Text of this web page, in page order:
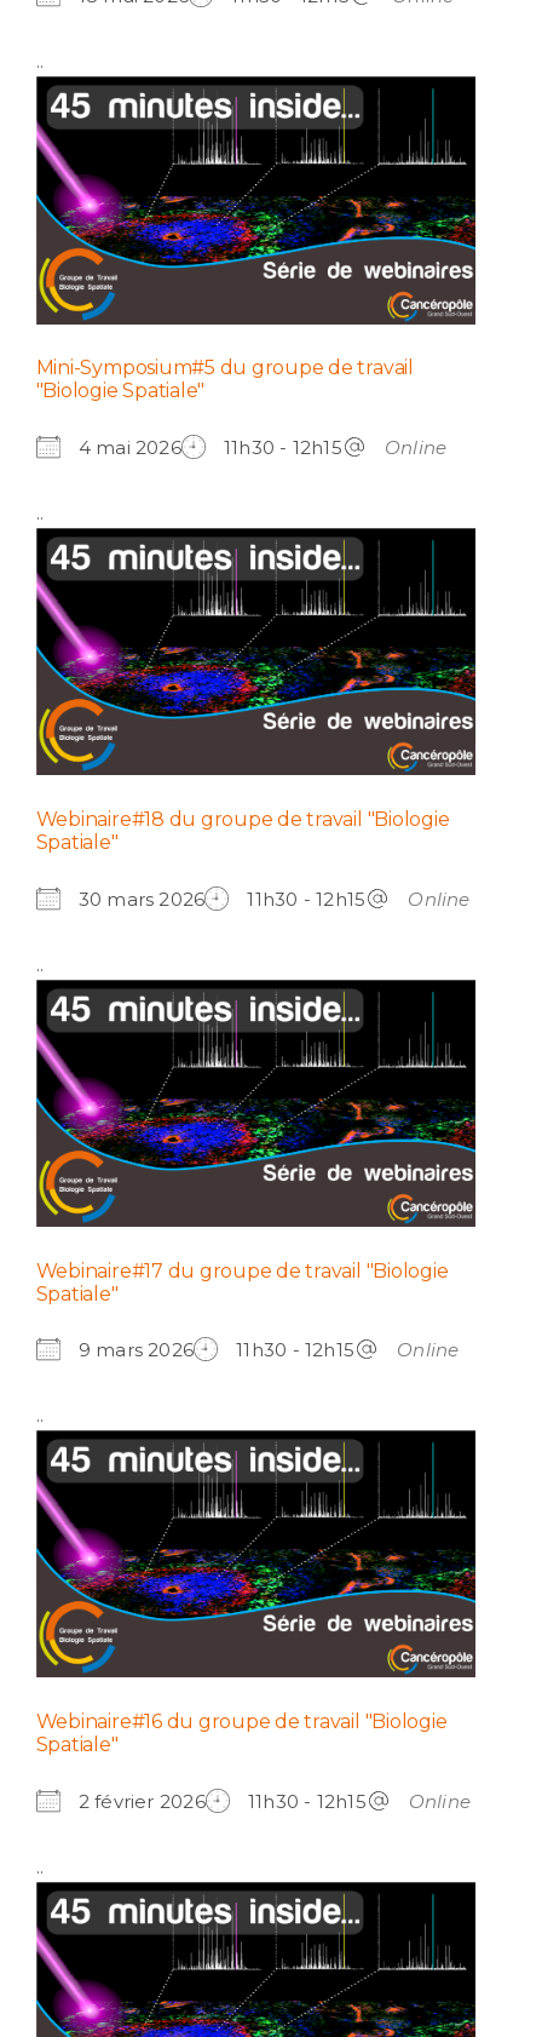
..
Mini-Symposium#5 du groupe de travail
"Biologie Spatiale"
4 mai 2026 11h30 - 12h15 Online
..
Webinaire#18 du groupe de travail "Biologie
Spatiale"
30 mars 2026 11h30 - 12h15 Online
..
Webinaire#17 du groupe de travail "Biologie
Spatiale"
9 mars 2026 11h30 - 12h15 Online
..
Webinaire#16 du groupe de travail "Biologie
Spatiale"
2 février 2026 11h30 - 12h15 Online
..